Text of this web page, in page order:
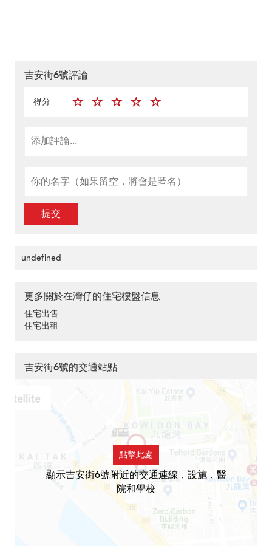
吉安街6號評論
得分
提交
undefined
更多關於在灣仔的住宅樓盤信息
住宅出售
住宅出租
吉安街6號的交通站點
點擊此處
顯示吉安街6號附近的交通連線，設施，醫
院和學校